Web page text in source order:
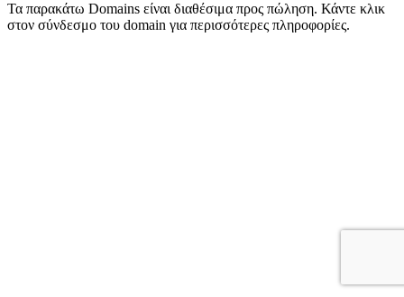
Τα παρακάτω Domains είναι διαθέσιμα προς πώληση. Κάντε κλικ
στον σύνδεσμο του domain για περισσότερες πληροφορίες.